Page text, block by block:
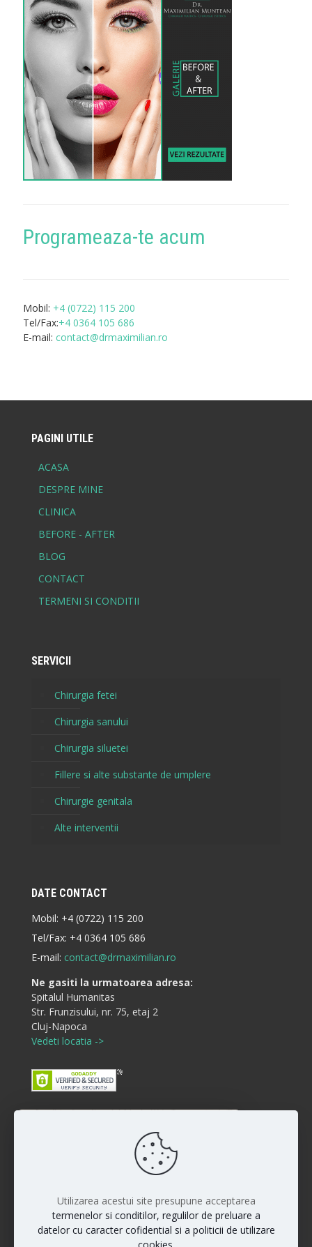
Programeaza-te acum
Mobil: +4 (0722) 115 200
Tel/Fax:+4 0364 105 686
E-mail: contact@drmaximilian.ro
PAGINI UTILE
ACASA
DESPRE MINE
CLINICA
BEFORE - AFTER
BLOG
CONTACT
TERMENI SI CONDITII
SERVICII
Chirurgia fetei
Chirurgia sanului
Chirurgia siluetei
Fillere si alte substante de umplere
Chirurgie genitala
Alte interventii
DATE CONTACT
Mobil: +4 (0722) 115 200
Tel/Fax: +4 0364 105 686
E-mail: contact@drmaximilian.ro
Ne gasiti la urmatoarea adresa:
Spitalul Humanitas
Str. Frunzisului, nr. 75, etaj 2
Cluj-Napoca
Vedeti locatia ->
Rezultatele interventiilor pot diferi de la persoana la
proceduri sunt individuale. Fiecare pacient este unic si
rezultatele nu pot fi la fel pentru toti pacientii.
Utilizarea acestui site presupune acceptarea
termenelor si conditilor, regulilor de preluare a
datelor cu caracter cofidential si a politicii de utilizare
Buna ziua! Cum va putem ajuta?